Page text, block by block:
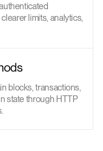
limits, analytics,
blocks, transactions,
state through HTTP